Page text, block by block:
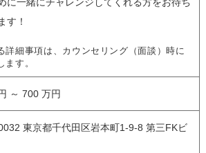
す！
詳細事項は、カウンセリング（面談）時に
ます。
～ 700 万円
東京都千代田区岩本町1-9-8 第三FKビ